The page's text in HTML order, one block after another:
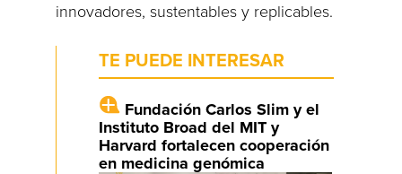
innovadores, sustentables y replicables.
TE PUEDE INTERESAR
Fundación Carlos Slim y el
Instituto Broad del MIT y
Harvard fortalecen cooperación
en medicina genómica